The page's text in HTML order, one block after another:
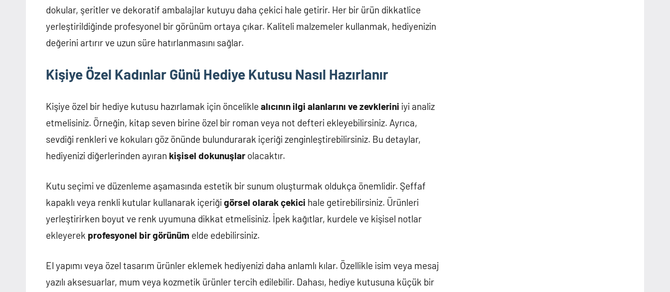
dokular, şeritler ve dekoratif ambalajlar kutuyu daha çekici hale getirir. Her bir ürün dikkatlice
yerleştirildiğinde profesyonel bir görünüm ortaya çıkar. Kaliteli malzemeler kullanmak, hediyenizin
değerini artırır ve uzun süre hatırlanmasını sağlar.
Kişiye Özel Kadınlar Günü Hediye Kutusu Nasıl Hazırlanır
Kişiye özel bir hediye kutusu hazırlamak için öncelikle alıcının ilgi alanlarını ve zevklerini iyi analiz
etmelisiniz. Örneğin, kitap seven birine özel bir roman veya not defteri ekleyebilirsiniz. Ayrıca,
sevdiği renkleri ve kokuları göz önünde bulundurarak içeriği zenginleştirebilirsiniz. Bu detaylar,
hediyenizi diğerlerinden ayıran kişisel dokunuşlar olacaktır.
Kutu seçimi ve düzenleme aşamasında estetik bir sunum oluşturmak oldukça önemlidir. Şeffaf
kapaklı veya renkli kutular kullanarak içeriği görsel olarak çekici hale getirebilirsiniz. Ürünleri
yerleştirirken boyut ve renk uyumuna dikkat etmelisiniz. İpek kağıtlar, kurdele ve kişisel notlar
ekleyerek profesyonel bir görünüm elde edebilirsiniz.
El yapımı veya özel tasarım ürünler eklemek hediyenizi daha anlamlı kılar. Özellikle isim veya mesaj
yazılı aksesuarlar, mum veya kozmetik ürünler tercih edilebilir. Dahası, hediye kutusuna küçük bir